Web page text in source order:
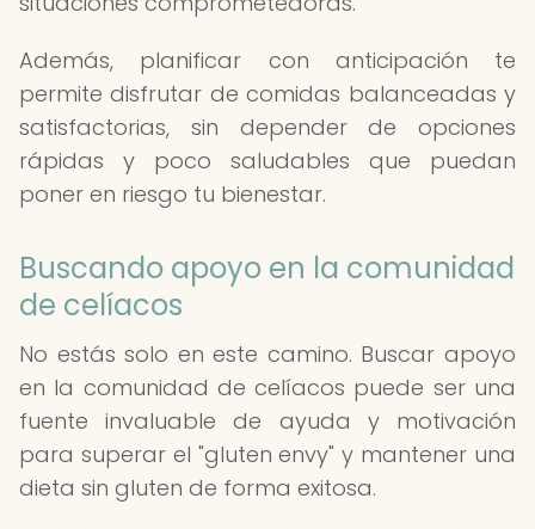
Además, planificar con anticipación te
permite disfrutar de comidas balanceadas y
satisfactorias, sin depender de opciones
rápidas y poco saludables que puedan
poner en riesgo tu bienestar.
Buscando apoyo en la comunidad
de celíacos
No estás solo en este camino. Buscar apoyo
en la comunidad de celíacos puede ser una
fuente invaluable de ayuda y motivación
para superar el "gluten envy" y mantener una
dieta sin gluten de forma exitosa.